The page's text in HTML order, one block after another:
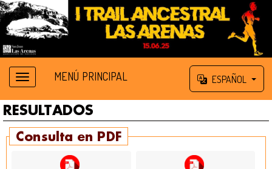
MENÚ PRINCIPAL ESPAÑOL
RESULTADOS
Consulta en PDF